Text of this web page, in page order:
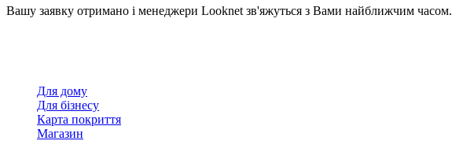
Вашу заявку отримано і менеджери Looknet зв'яжуться з Вами найближчим часом.
Для дому
Для бізнесу
Карта покриття
Магазин